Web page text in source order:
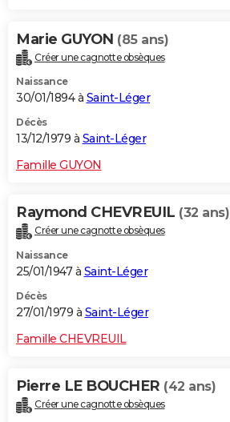
Marie GUYON (85 ans)
Créer une cagnotte obsèques
Naissance
30/01/1894 à Saint-Léger
Décès
13/12/1979 à Saint-Léger
Famille GUYON
Raymond CHEVREUIL (32 ans)
Créer une cagnotte obsèques
Naissance
25/01/1947 à Saint-Léger
Décès
27/01/1979 à Saint-Léger
Famille CHEVREUIL
Pierre LE BOUCHER (42 ans)
Créer une cagnotte obsèques